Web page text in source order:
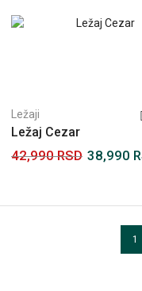
Ležaji
Ležaj Cezar
42,990RSD 38,990
1